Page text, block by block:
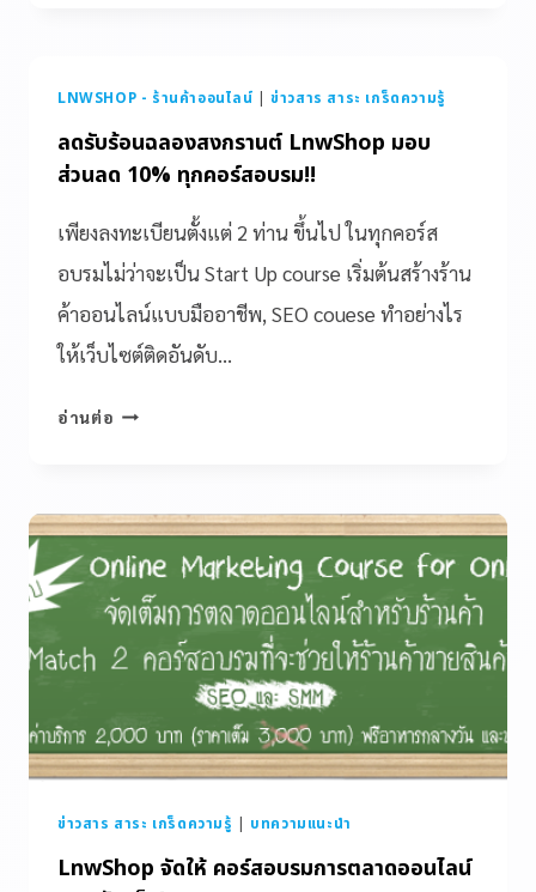
LNWSHOP - ร้านค้าออนไลน์ |ข่าวสาร สาระ เกร็ดความรู้
ลดรับร้อนฉลองสงกรานต์ LnwShop มอบ
ส่วนลด 10% ทุกคอร์สอบรม!!
เพียงลงทะเบียนตั้งแต่ 2 ท่าน ขึ้นไป ในทุกคอร์ส
อบรมไม่ว่าจะเป็น Start Up course เริ่มต้นสร้างร้าน
ค้าออนไลน์แบบมืออาชีพ, SEO couese ทำอย่างไร
ให้เว็บไซต์ติดอันดับ…
อ่านต่อ
ข่าวสาร สาระ เกร็ดความรู้ | บทความแนะนำ
LnwShop จัดให้ คอร์สอบรมการตลาดออนไลน์